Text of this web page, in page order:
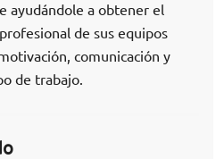
ayudándole a obtener el
de sus equipos
comunicación y
de trabajo.